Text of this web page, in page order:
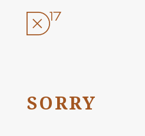
tartalomhoz
SORRY